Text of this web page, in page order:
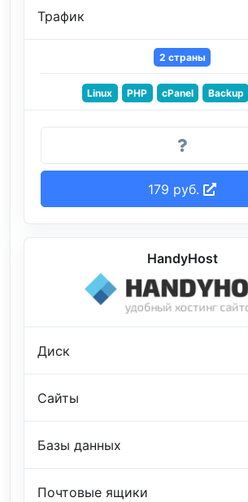
Трафик
2 страны
Linux PHP cPanel Backup
179 руб.
HandyHost
Диск
Сайты
Базы данных
Почтовые ящики